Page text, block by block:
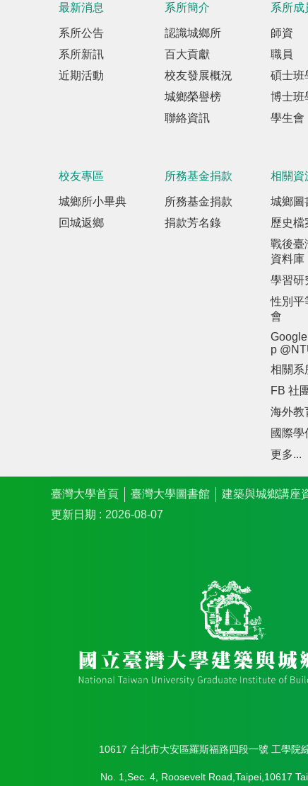
最新消息
系所公告
系所新訊
近期活動
系所簡介
認識城鄉所
百大貢獻
校友發展概況
城鄉榮譽榜
聯絡資訊
系所成
師資
職員
碩士班
博士班
學生會
校友專區
城鄉所小畢典
回城返鄉
所務基金捐款
所務基金捐款
捐款芳名錄
相關資
城鄉圖
歷史檔
戰後臺
資料庫
學習研
性別平
會
p
相關系
FB 社
海外教
國際學
更多...
臺灣大學首頁 臺灣大學圖書館 建築與城鄉講座
更新日期
2026-08-07
10617 台北市大安區羅斯福路四段一號 工學院
No. 1,Sec. 4, Roosevelt Road,Taipei,10617